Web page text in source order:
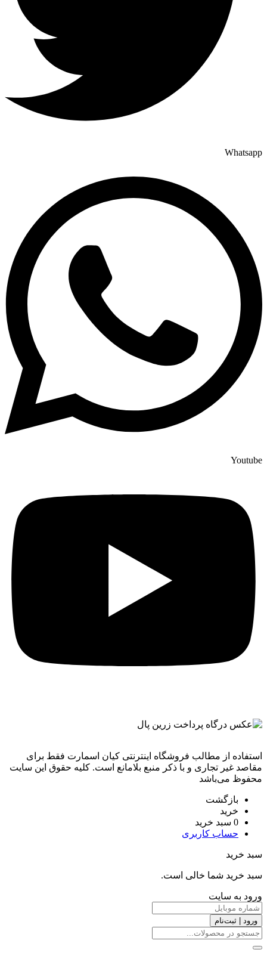
Whatsapp
Youtube
استفاده از مطالب فروشگاه اینترنتی کیان اسمارت فقط برای
مقاصد غیر تجاری و با ذکر منبع بلامانع است. کليه حقوق اين سايت
محفوظ می‌باشد
بازگشت
خرید
0 سبد خرید
حساب کاربری
سبد خرید
سبد خرید شما خالی است.
ورود به سایت
ورود | ثبت‌نام